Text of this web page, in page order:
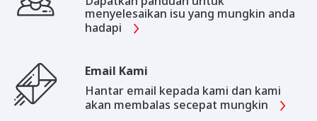
menyelesaikan isu yang mungkin anda
hadapi
Email Kami
Hantar email kepada kami dan kami
akan membalas secepat mungkin